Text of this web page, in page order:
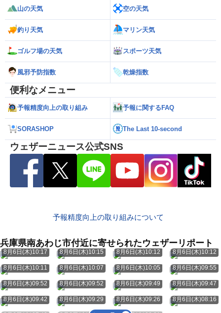
山の天気 空の天気
釣り天気 マリン天気
ゴルフ場の天気 スポーツ天気
風邪予防指数 乾燥指数
便利なメニュー
予報精度向上の取り組み 予報に関するFAQ
SORASHOP The Last 10-second
ウェザーニュース公式SNS
予報精度向上の取り組みについて
兵庫県南あわじ市付近に寄せられたウェザーリポート
8月6日(木)10:17 8月6日(木)10:15 8月6日(木)10:12 8月6日(木)10:12
8月6日(木)10:11 8月6日(木)10:07 8月6日(木)10:05 8月6日(木)09:55
8月6日(木)09:52 8月6日(木)09:52 8月6日(木)09:49 8月6日(木)09:47
8月6日(木)09:42 8月6日(木)09:29 8月6日(木)09:26 8月6日(木)08:16